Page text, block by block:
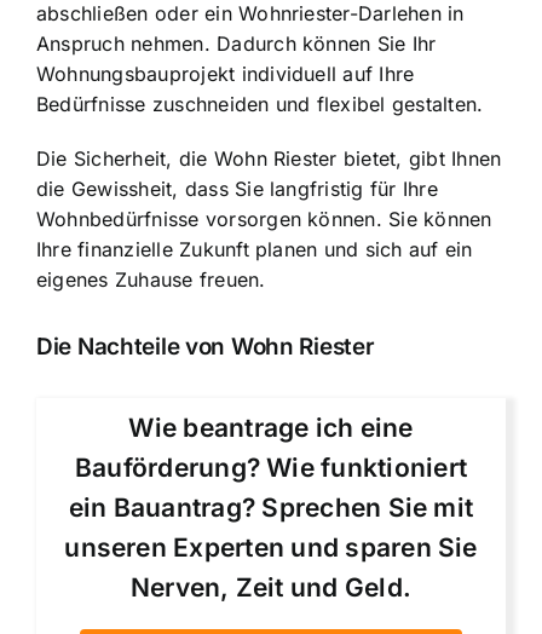
abschließen oder ein Wohnriester-Darlehen in
Anspruch nehmen. Dadurch können Sie Ihr
Wohnungsbauprojekt individuell auf Ihre
Bedürfnisse zuschneiden und flexibel gestalten.
Die Sicherheit, die Wohn Riester bietet, gibt Ihnen
die Gewissheit, dass Sie langfristig für Ihre
Wohnbedürfnisse vorsorgen können. Sie können
Ihre finanzielle Zukunft planen und sich auf ein
eigenes Zuhause freuen.
Die Nachteile von Wohn Riester
Wie beantrage ich eine
Bauförderung? Wie funktioniert
ein Bauantrag? Sprechen Sie mit
unseren Experten und sparen Sie
Nerven, Zeit und Geld.